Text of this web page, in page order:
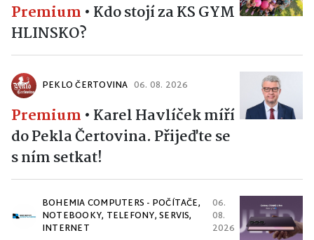
Premium • Kdo stojí za KS GYM
HLINSKO?
PEKLO ČERTOVINA 06. 08. 2026
Premium • Karel Havlíček míří
do Pekla Čertovina. Přijeďte se
s ním setkat!
BOHEMIA COMPUTERS - POČÍTAČE,
NOTEBOOKY, TELEFONY, SERVIS,
INTERNET
06.
08.
2026